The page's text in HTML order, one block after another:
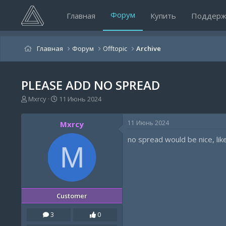
Главная Форум Купить
Главная Форум Offtopic Archive
PLEASE ADD NO SPREAD
А
т
Mxrcy
Д
т
а
н
а
11 Июнь 2024
Mxrcy
M
Customer
3
0
11 Июнь 2024
no spread would be nice,